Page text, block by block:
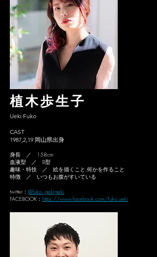
植木歩生子
Ueki Fuko
CAST
1987,2,19 岡山県出身
身長 ／ 158cm
血液型 ／ B型
趣味・特技 ／ 絵を描くこと,何かを作ること
特徴 ／ いつもお腹がすいている
twitter： @fuko_gekigeki
FACEBOOK： https://www.facebook.com/fuko.ueki